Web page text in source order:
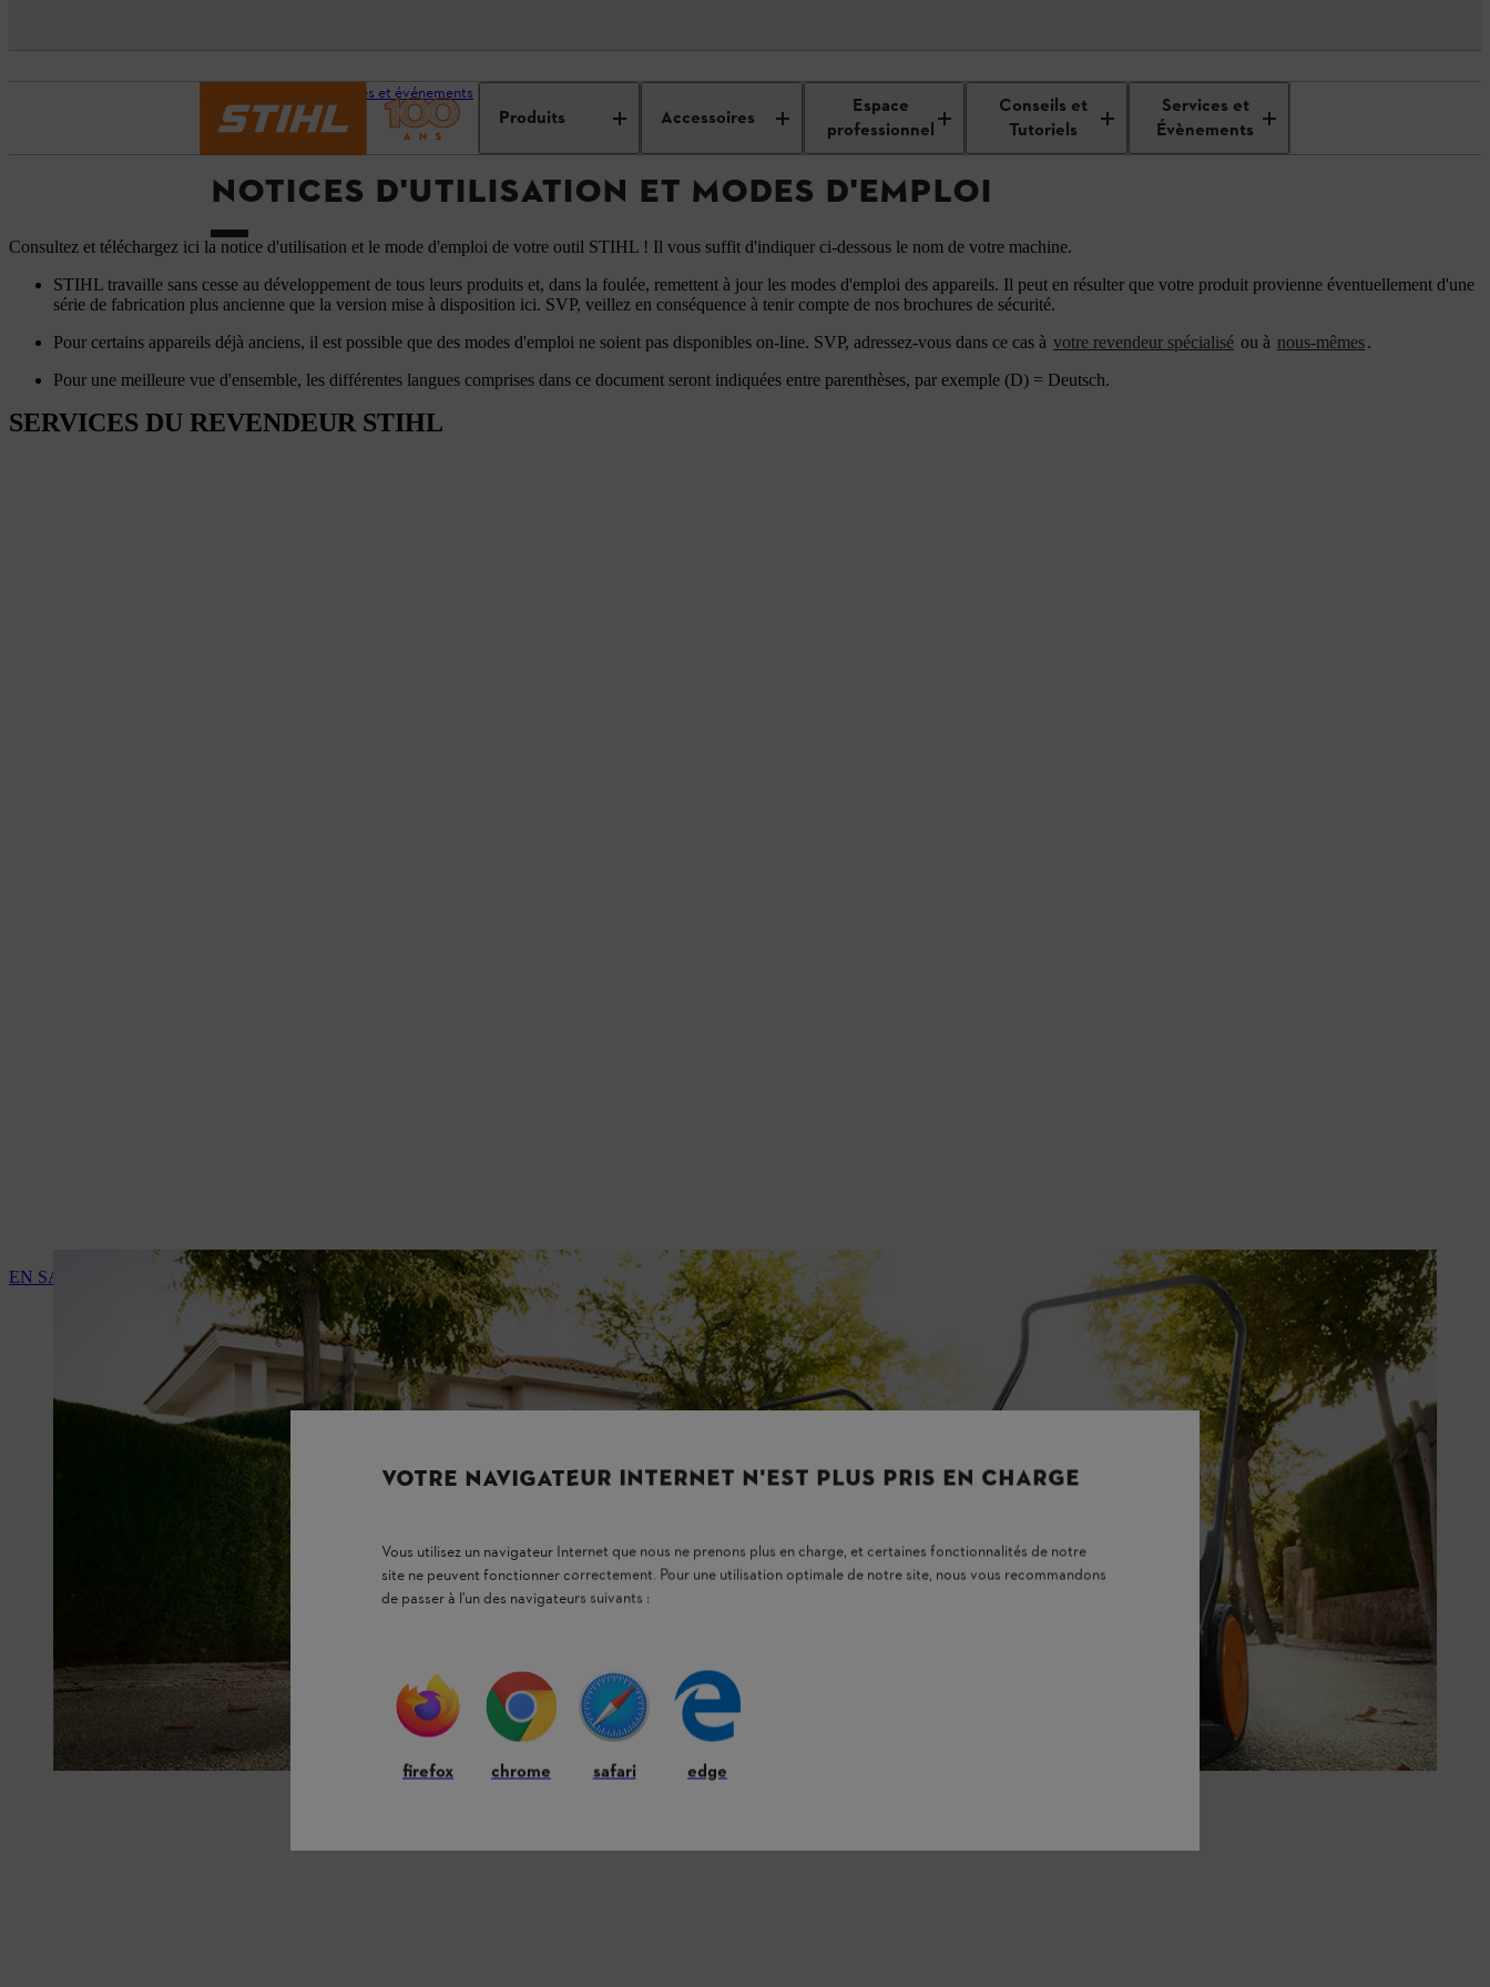
Produits Accessoires
Espace
professionnel
Conseils et
Tutoriels
Services et
Évènements
Services et événements
NOTICES D'UTILISATION ET MODES D'EMPLOI
Consultez et téléchargez ici la notice d'utilisation et le mode d'emploi de votre outil STIHL ! Il vous suffit d'indiquer ci-dessous le nom de votre machine.
STIHL travaille sans cesse au développement de tous leurs produits et, dans la foulée, remettent à jour les modes d'emploi des appareils. Il peut en résulter que votre produit provienne éventuellement d'une
série de fabrication plus ancienne que la version mise à disposition ici. SVP, veillez en conséquence à tenir compte de nos brochures de sécurité.
Pour certains appareils déjà anciens, il est possible que des modes d'emploi ne soient pas disponibles on-line. SVP, adressez-vous dans ce cas à votre revendeur spécialisé ou à nous-mêmes.
Pour une meilleure vue d'ensemble, les différentes langues comprises dans ce document seront indiquées entre parenthèses, par exemple (D) = Deutsch.
SERVICES DU REVENDEUR STIHL
EN SAVOIR PLUS SUR LES SERVICES DES REVENDEURS STIHL
VOTRE NAVIGATEUR INTERNET N'EST PLUS PRIS EN CHARGE
Vous utilisez un navigateur Internet que nous ne prenons plus en charge, et certaines fonctionnalités de notre
site ne peuvent fonctionner correctement. Pour une utilisation optimale de notre site, nous vous recommandons
de passer à l'un des navigateurs suivants :
firefox chrome safari edge